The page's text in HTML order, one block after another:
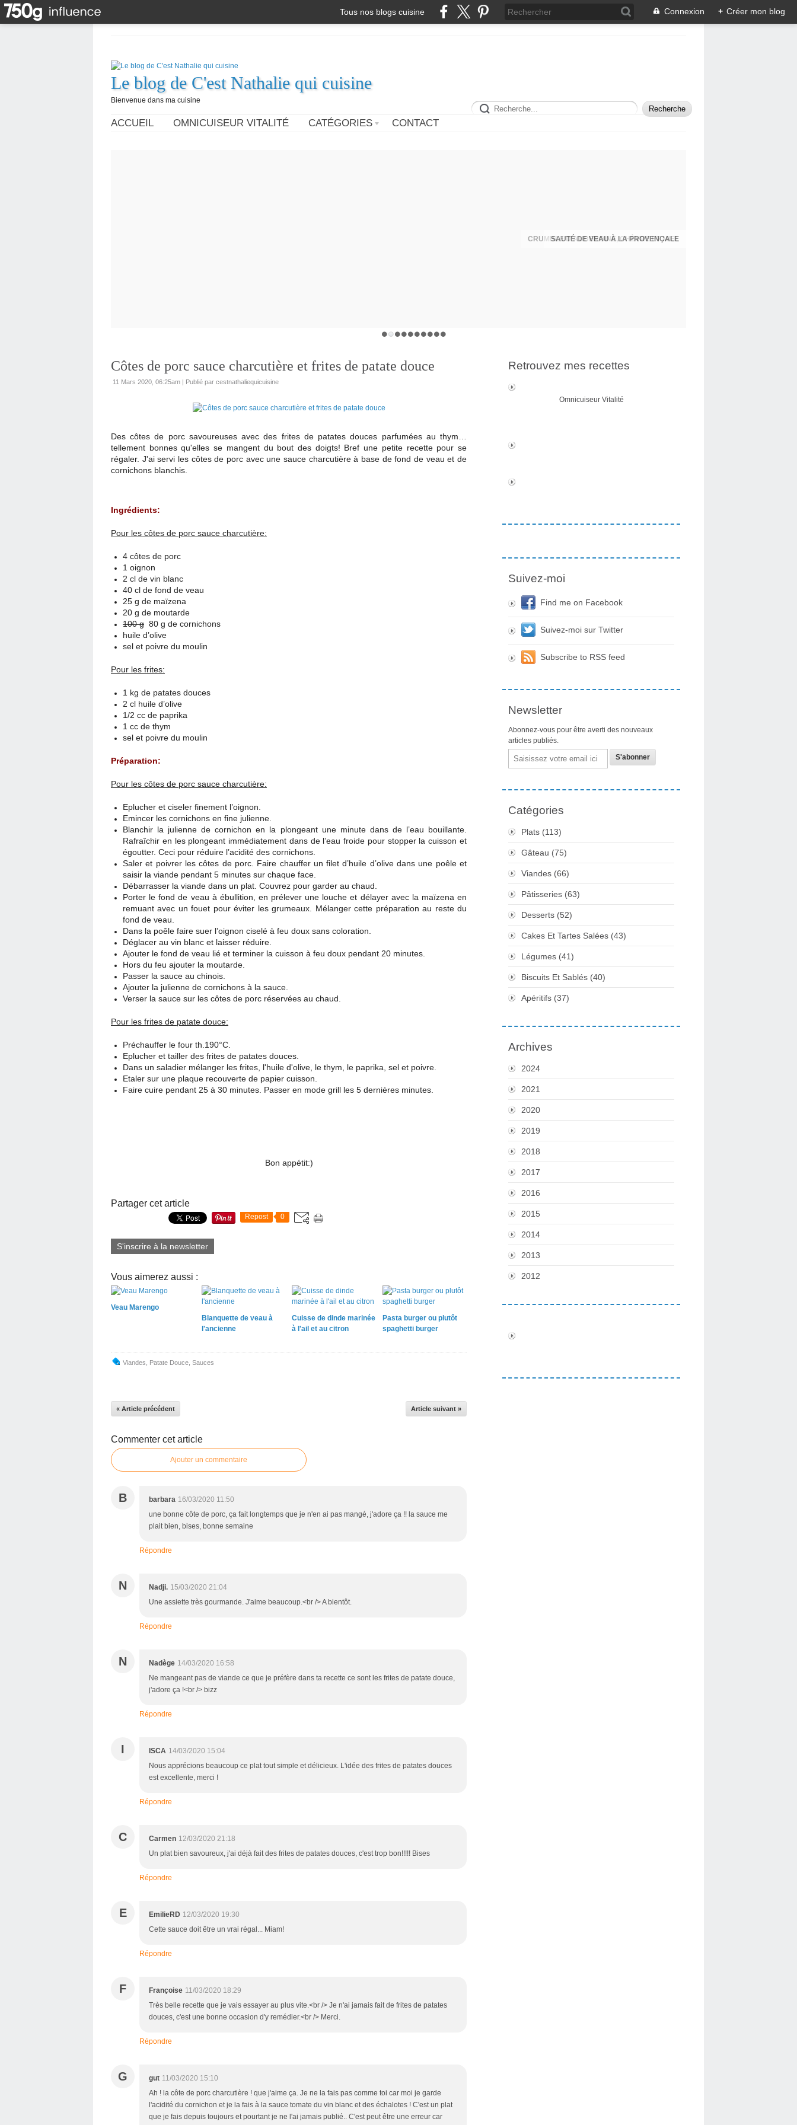
Tous nos blogs cuisine Connexion + Créer mon blog
Le blog de C'est Nathalie qui cuisine
Bienvenue dans ma cuisine
ACCUEIL OMNICUISEUR VITALITÉ CATÉGORIES CONTACT
SAUTÉ DE VEAU À LA PROVENÇALE
Côtes de porc sauce charcutière et frites de patate douce
11 Mars 2020, 06:25am | Publié par cestnathaliequicuisine
Des côtes de porc savoureuses avec des frites de patates douces parfumées au thym…
tellement bonnes qu'elles se mangent du bout des doigts! Bref une petite recette pour se
régaler. J'ai servi les côtes de porc avec une sauce charcutière à base de fond de veau et de
cornichons blanchis.
Ingrédients:
Pour les côtes de porc sauce charcutière:
4 côtes de porc
1 oignon
2 cl de vin blanc
40 cl de fond de veau
25 g de maïzena
20 g de moutarde
100 g 80 g de cornichons
huile d’olive
sel et poivre du moulin
Pour les frites:
1 kg de patates douces
2 cl huile d’olive
1/2 cc de paprika
1 cc de thym
sel et poivre du moulin
Préparation:
Pour les côtes de porc sauce charcutière:
Eplucher et ciseler finement l’oignon.
Emincer les cornichons en fine julienne.
Blanchir la julienne de cornichon en la plongeant une minute dans de l’eau bouillante.
Rafraîchir en les plongeant immédiatement dans de l’eau froide pour stopper la cuisson et
égoutter. Ceci pour réduire l’acidité des cornichons.
Saler et poivrer les côtes de porc. Faire chauffer un filet d’huile d’olive dans une poêle et
saisir la viande pendant 5 minutes sur chaque face.
Débarrasser la viande dans un plat. Couvrez pour garder au chaud.
Porter le fond de veau à ébullition, en prélever une louche et délayer avec la maïzena en
remuant avec un fouet pour éviter les grumeaux. Mélanger cette préparation au reste du
fond de veau.
Dans la poêle faire suer l’oignon ciselé à feu doux sans coloration.
Déglacer au vin blanc et laisser réduire.
Ajouter le fond de veau lié et terminer la cuisson à feu doux pendant 20 minutes.
Hors du feu ajouter la moutarde.
Passer la sauce au chinois.
Ajouter la julienne de cornichons à la sauce.
Verser la sauce sur les côtes de porc réservées au chaud.
Pour les frites de patate douce:
Préchauffer le four th.190°C.
Eplucher et tailler des frites de patates douces.
Dans un saladier mélanger les frites, l'huile d'olive, le thym, le paprika, sel et poivre.
Etaler sur une plaque recouverte de papier cuisson.
Faire cuire pendant 25 à 30 minutes. Passer en mode grill les 5 dernières minutes.
Bon appétit:)
Partager cet article
Repost 0
S'inscrire à la newsletter
Vous aimerez aussi :
Veau Marengo
Blanquette de veau à
l'ancienne
Cuisse de dinde marinée
à l'ail et au citron
Pasta burger ou plutôt
spaghetti burger
Viandes Patate Douce Sauces
« Article précédent Article suivant »
Commenter cet article
Ajouter un commentaire
B barbara 16/03/2020 11:50
une bonne côte de porc, ça fait longtemps que je n'en ai pas mangé, j'adore ça !! la sauce me
plait bien, bises, bonne semaine
Répondre
N Nadji. 15/03/2020 21:04
Une assiette très gourmande. J'aime beaucoup.<br /> A bientôt.
Répondre
N Nadège 14/03/2020 16:58
Ne mangeant pas de viande ce que je préfère dans ta recette ce sont les frites de patate douce,
j'adore ça !<br /> bizz
Répondre
I ISCA 14/03/2020 15:04
Nous apprécions beaucoup ce plat tout simple et délicieux. L'idée des frites de patates douces
est excellente, merci !
Répondre
C Carmen 12/03/2020 21:18
Un plat bien savoureux, j'ai déjà fait des frites de patates douces, c'est trop bon!!!!! Bises
Répondre
E EmilieRD 12/03/2020 19:30
Cette sauce doit être un vrai régal... Miam!
Répondre
F Françoise 11/03/2020 18:29
Très belle recette que je vais essayer au plus vite.<br /> Je n'ai jamais fait de frites de patates
douces, c'est une bonne occasion d'y remédier.<br /> Merci.
Répondre
G gut 11/03/2020 15:10
Ah ! la côte de porc charcutière ! que j'aime ça. Je ne la fais pas comme toi car moi je garde
l'acidité du cornichon et je la fais à la sauce tomate du vin blanc et des échalotes ! C'est un plat
que je fais depuis toujours et pourtant je ne l'ai jamais publié.. C'est peut être une erreur car
Retrouvez mes recettes
Omnicuiseur Vitalité
Suivez-moi
Find me on Facebook
Suivez-moi sur Twitter
Subscribe to RSS feed
Newsletter
Abonnez-vous pour être averti des nouveaux
articles publiés.
Email
Catégories
Plats (113)
Gâteau (75)
Viandes (66)
Pâtisseries (63)
Desserts (52)
Cakes Et Tartes Salées (43)
Légumes (41)
Biscuits Et Sablés (40)
Apéritifs (37)
Archives
2024
2021
2020
2019
2018
2017
2016
2015
2014
2013
2012